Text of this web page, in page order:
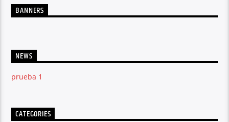
BANNERS
NEWS
prueba 1
CATEGORIES